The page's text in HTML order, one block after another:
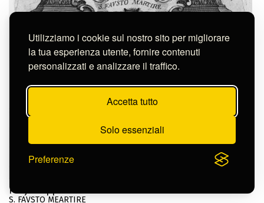
Utilizziamo i cookie sul nostro sito per migliorare
la tua esperienza utente, fornire contenuti
personalizzati e analizzare il traffico.
Accetta tutto
Solo essenziali
Preferenze
Pilaja Filippo
S. FAVSTO MEARTIRE